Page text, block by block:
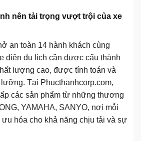
nên tải trọng vượt trội của xe
an toàn 14 hành khách cùng
điện du lịch cần được cấu thành
lượng cao, được tính toán và
Tại Phucthanhcorp.com,
các sản phẩm từ những thương
YAMAHA, SANYO, nơi mỗi
hóa cho khả năng chịu tải và sự